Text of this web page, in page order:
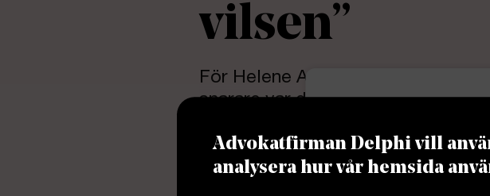
vilsen”
För Helene Andersson var det
snarare var det något hon
ser hon som en värdefull merit.
In
Advokatfirman Delphi vill
analysera hur vår hemsida